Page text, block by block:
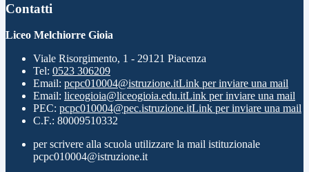
Contatti
Liceo Melchiorre Gioia
Viale Risorgimento, 1 - 29121 Piacenza
Tel: 0523 306209
Email: pcpc010004@istruzione.itLink per inviare una mail
Email: liceogioia@liceogioia.edu.itLink per inviare una mail
PEC: pcpc010004@pec.istruzione.itLink per inviare una mail
C.F.: 80009510332
per scrivere alla scuola utilizzare la mail istituzionale
pcpc010004@istruzione.it